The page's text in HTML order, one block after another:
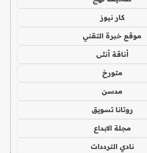
كار نيوز
موقع خبرة التقني
أناقة أنثى
متورخ
مدسن
روتانا تسويق
مجلة الابداع
نادي الترددات